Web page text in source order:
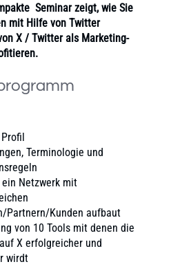
Seminar zeigt, wie Sie
mit Hilfe von Twitter
X / Twitter als Marketing-
Terminologie und
ein Netzwerk mit
Partnern/Kunden aufbaut
von 10 Tools mit denen die
X erfolgreicher und
wirdt